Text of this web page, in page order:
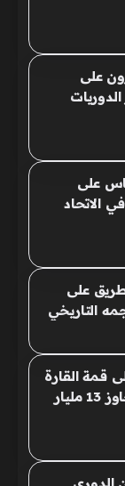
على
على
الاتحاد
على
التاريخي
قمة القارة
العجوز بقيمة سوقية تتجاوز 13 مليار
الدوري